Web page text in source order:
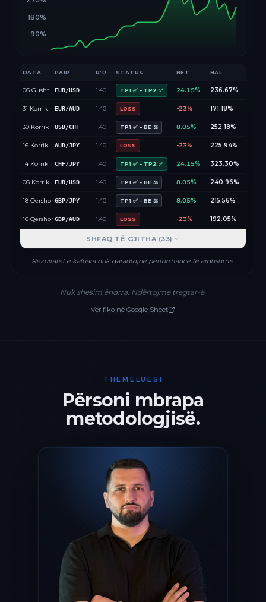
90%
180%
DATA PAIR R:R STATUS NET BAL.
06 Gusht EUR/USD 1.40 TP1 ✅ - TP2 ✅ 24.15% 236.67%
31 Korrik EUR/AUD 1.40 LOSS -23% 171.18%
30 Korrik USD/CHF 1.40 TP1 ✅ - BE ⚖️ 8.05% 252.18%
16 Korrik AUD/JPY 1.40 LOSS -23% 225.94%
14 Korrik CHF/JPY 1.40 TP1 ✅ - TP2 ✅ 24.15% 323.30%
06 Korrik EUR/USD 1.40 TP1 ✅ - BE ⚖️ 8.05% 240.96%
18 QershorGBP/JPY 1.40 TP1 ✅ - BE ⚖️ 8.05% 215.56%
16 QershorGBP/AUD 1.40 LOSS -23% 192.05%
SHFAQ TË GJITHA (33)
Rezultatet e kaluara nuk garantojnë performancë të ardhshme.
Nuk shesim ëndrra. Ndërtojmë tregtar-ë.
Verifiko në Google Sheet
THEMELUESI
Përsoni mbrapa
metodologjisë.